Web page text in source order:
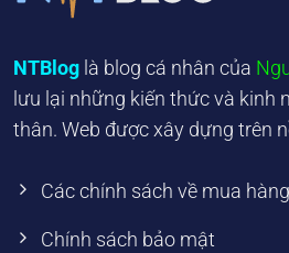
NTBlog là blog cá nhân của
lưu lại những kiến thức và kinh
thân. Web được xây dựng trên
Các chính sách về mua hàng
Chính sách bảo mật